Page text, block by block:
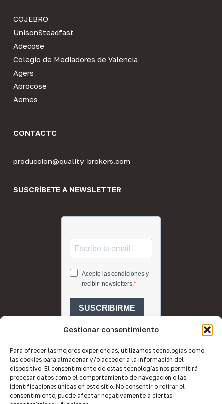
Gestionar consentimiento
Para ofrecer las mejores experiencias, utilizamos tecnologías como
las cookies para almacenar y/o acceder a la información del
dispositivo. El consentimiento de estas tecnologías nos permitirá
procesar datos como el comportamiento de navegación o las
identificaciones únicas en este sitio. No consentir o retirar el
consentimiento, puede afectar negativamente a ciertas
COJEBRO
UnisonSteadfast
Adecose
Colegio de Mediadores de Valencia
Agers
Aprocose
Aemes
CONTACTO
produccion@quality-brokers.com
SUSCRÍBETE A NEWSLETTER